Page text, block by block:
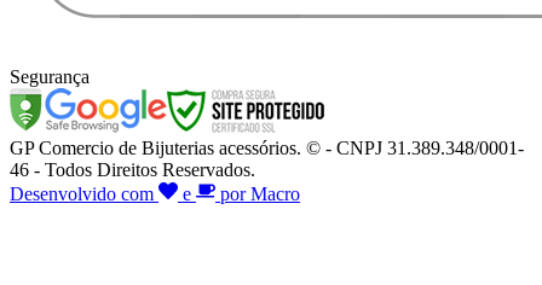
Segurança
GP Comercio de Bijuterias acessórios. © - CNPJ 31.389.348/0001-
46 - Todos Direitos Reservados.
Desenvolvido com
e por Macro